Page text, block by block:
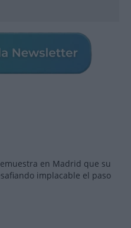
en Madrid que su
implacable el paso